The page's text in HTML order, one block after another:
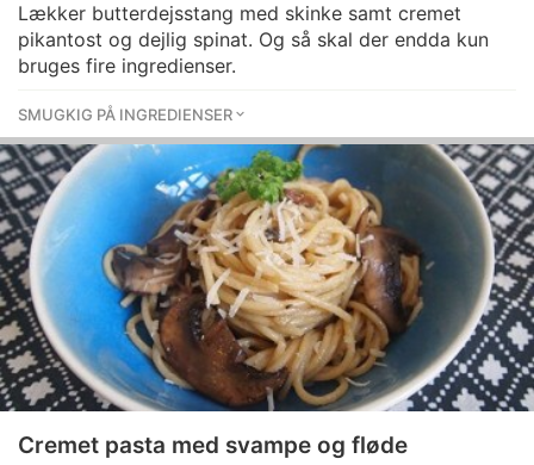
Lækker butterdejsstang med skinke samt cremet
pikantost og dejlig spinat. Og så skal der endda kun
bruges fire ingredienser.
SMUGKIG PÅ INGREDIENSER
Cremet pasta med svampe og fløde